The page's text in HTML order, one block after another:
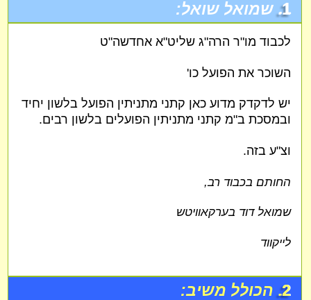
1. שמואל שואל:
לכבוד מו"ר הרה"ג שליט"א אחדשה"ט
השוכר את הפועל כו'
יש לדקדק מדוע כאן קתני מתניתין הפועל בלשון יחיד
ובמסכת ב"מ קתני מתניתין הפועלים בלשון רבים.
וצ"ע בזה.
החותם בכבוד רב,
שמואל דוד בערקאוויטש
לייקווד
2. הכולל משיב: